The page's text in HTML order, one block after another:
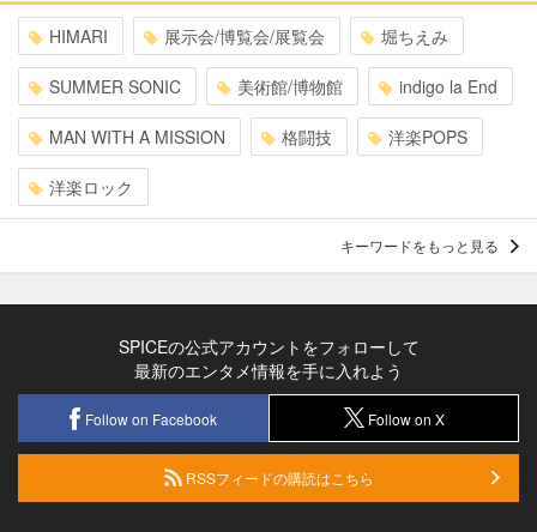
HIMARI 展示会/博覧会/展覧会 堀ちえみ
SUMMER SONIC 美術館/博物館 indigo la End
MAN WITH A MISSION 格闘技 洋楽POPS
洋楽ロック
キーワードをもっと見る
SPICEの公式アカウントをフォローして
最新のエンタメ情報を手に入れよう
Follow on Facebook Follow on X
RSSフィードの購読はこちら